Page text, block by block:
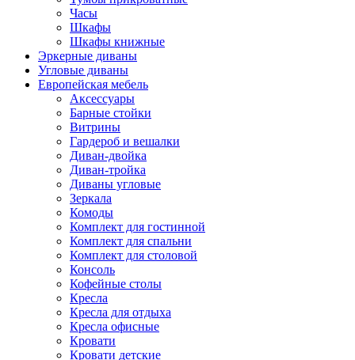
Часы
Шкафы
Шкафы книжные
Эркерные диваны
Угловые диваны
Европейская мебель
Аксессуары
Барные стойки
Витрины
Гардероб и вешалки
Диван-двойка
Диван-тройка
Диваны угловые
Зеркала
Комоды
Комплект для гостинной
Комплект для спальни
Комплект для столовой
Консоль
Кофейные столы
Кресла
Кресла для отдыха
Кресла офисные
Кровати
Кровати детские